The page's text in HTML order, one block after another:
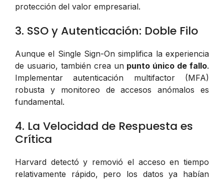
protección del valor empresarial.
3. SSO y Autenticación: Doble Filo
Aunque el Single Sign-On simplifica la experiencia
de usuario, también crea un punto único de fallo.
Implementar autenticación multifactor (MFA)
robusta y monitoreo de accesos anómalos es
fundamental.
4. La Velocidad de Respuesta es
Crítica
Harvard detectó y removió el acceso en tiempo
relativamente rápido, pero los datos ya habían